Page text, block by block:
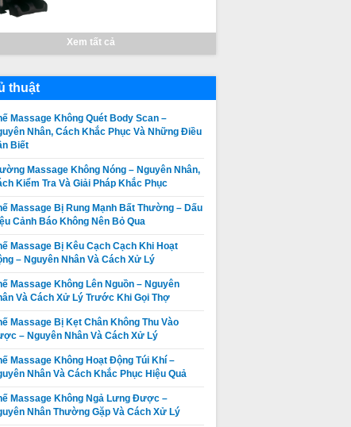
Xem tất cả
thuật
Massage Không Quét Body Scan –
Nhân, Cách Khắc Phục Và Những Điều
Biết
Massage Không Nóng – Nguyên Nhân,
Kiểm Tra Và Giải Pháp Khắc Phục
Massage Bị Rung Mạnh Bất Thường – Dấu
Cảnh Báo Không Nên Bỏ Qua
Massage Bị Kêu Cạch Cạch Khi Hoạt
– Nguyên Nhân Và Cách Xử Lý
Massage Không Lên Nguồn – Nguyên
Và Cách Xử Lý Trước Khi Gọi Thợ
Massage Bị Kẹt Chân Không Thu Vào
– Nguyên Nhân Và Cách Xử Lý
Massage Không Hoạt Động Túi Khí –
Nhân Và Cách Khắc Phục Hiệu Quả
Massage Không Ngả Lưng Được –
Nhân Thường Gặp Và Cách Xử Lý